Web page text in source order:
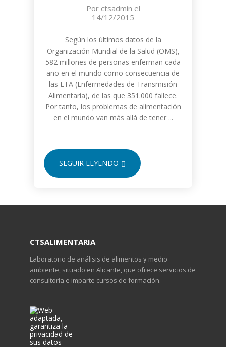
Por ctsadmin el
14/12/2015
Según los últimos datos de la
Organización Mundial de la Salud (OMS),
582 millones de personas enferman cada
año en el mundo como consecuencia de
las ETA (Enfermedades de Transmisión
Alimentaria), de las que 351.000 fallece.
Por tanto, los problemas de alimentación
en el mundo van más allá de tener ...
SEGUIR LEYENDO
CTSALIMENTARIA
Laboratorio de análisis de alimentos y medio
ambiente, situado en Alicante, que ofrece servicios de
consultoría e imparte cursos de formación.